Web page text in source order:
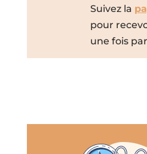
Suivez la
pour
une fois